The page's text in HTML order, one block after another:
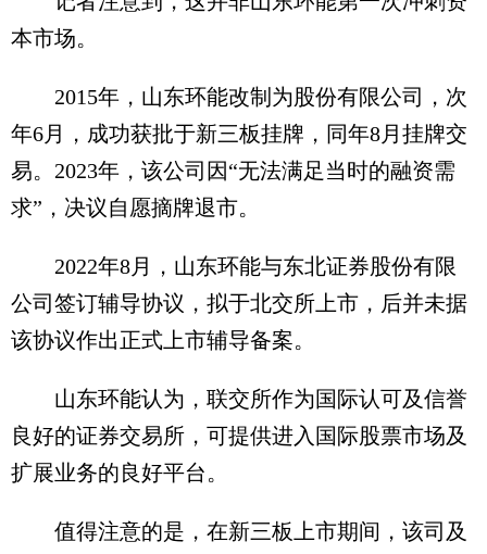
本市场。
2015年，山东环能改制为股份有限公司，次
年6月，成功获批于新三板挂牌，同年8月挂牌交
易。2023年，该公司因“无法满足当时的融资需
求”，决议自愿摘牌退市。
2022年8月，山东环能与东北证券股份有限
公司签订辅导协议，拟于北交所上市，后并未据
该协议作出正式上市辅导备案。
山东环能认为，联交所作为国际认可及信誉
良好的证券交易所，可提供进入国际股票市场及
扩展业务的良好平台。
值得注意的是，在新三板上市期间，该司及